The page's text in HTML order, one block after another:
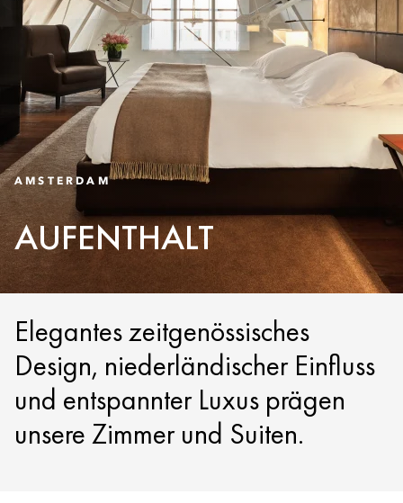
AMSTERDAM
AUFENTHALT
Elegantes zeitgenössisches
Design, niederländischer Einfluss
und entspannter Luxus prägen
unsere Zimmer und Suiten.